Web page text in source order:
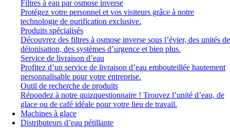
Filtres à eau par osmose inverse
Protégez votre personnel et vos visiteurs grâce à notre
technologie de purification exclusive.
Produits spécialisés
Découvrez des filtres à osmose inverse sous l’évier, des unités de
déionisation, des systèmes d’urgence et bien plus.
Service de livraison d’eau
Profitez d’un service de livraison d’eau embouteillée hautement
personnalisable pour votre entreprise.
Outil de recherche de produits
Répondez à notre quizquestionnaire ! Trouvez l’unité d’eau, de
glace ou de café idéale pour votre lieu de travail.
Machines à glace
Distributeurs d’eau pétillante